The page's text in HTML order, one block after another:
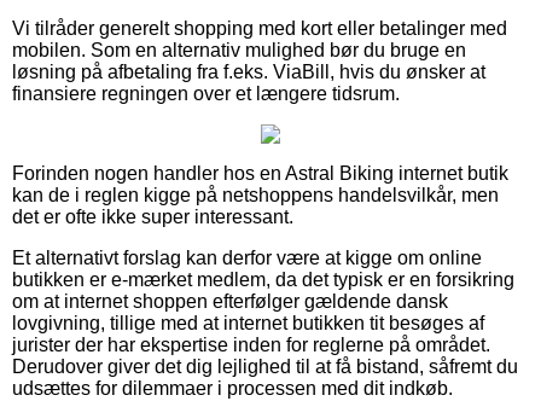
Vi tilråder generelt shopping med kort eller betalinger med
mobilen. Som en alternativ mulighed bør du bruge en
løsning på afbetaling fra f.eks. ViaBill, hvis du ønsker at
finansiere regningen over et længere tidsrum.
Forinden nogen handler hos en Astral Biking internet butik
kan de i reglen kigge på netshoppens handelsvilkår, men
det er ofte ikke super interessant.
Et alternativt forslag kan derfor være at kigge om online
butikken er e-mærket medlem, da det typisk er en forsikring
om at internet shoppen efterfølger gældende dansk
lovgivning, tillige med at internet butikken tit besøges af
jurister der har ekspertise inden for reglerne på området.
Derudover giver det dig lejlighed til at få bistand, såfremt du
udsættes for dilemmaer i processen med dit indkøb.